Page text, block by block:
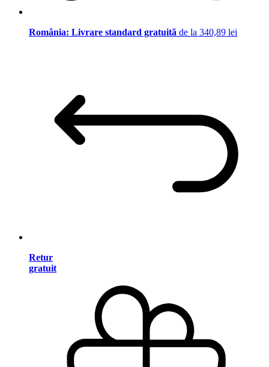
România: Livrare standard gratuită de la 340,89 lei
Retur
gratuit